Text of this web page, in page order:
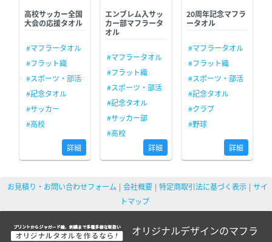
高校サッカー全国
大会の応援タオル
#マフラータオル
#フラット織
#スポーツ・部活
#記念タオル
#サッカー
#高校
詳細
エンブレム入サッ
カー部マフラータ
オル
#マフラータオル
#フラット織
#スポーツ・部活
#記念タオル
#サッカー部
#高校
詳細
20周年記念マフラ
ータオル
#マフラータオル
#フラット織
#スポーツ・部活
#記念タオル
#クラブ
#野球
詳細
お見積り・お問い合わせフォーム 会社概要 特定商取引法に基づく表示
サイ
トマップ
オリジナルデザインのマフラ